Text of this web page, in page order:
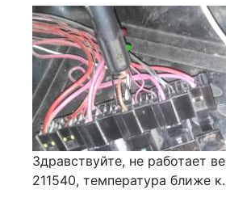
Здравствуйте, не работает
211540, температура ближе